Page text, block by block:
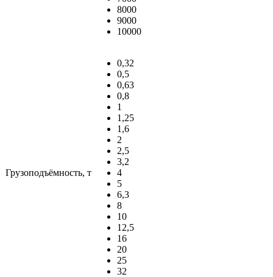
8000
9000
10000
Грузоподъёмность, т
0,32
0,5
0,63
0,8
1
1,25
1,6
2
2,5
3,2
4
5
6,3
8
10
12,5
16
20
25
32